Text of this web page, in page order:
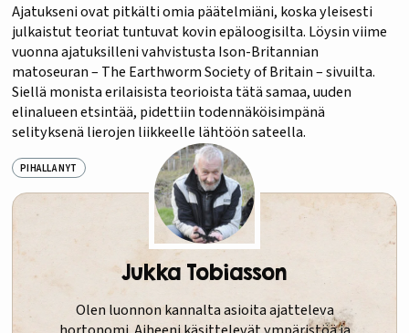
Ajatukseni ovat pitkälti omia päätelmiäni, koska yleisesti
julkaistut teoriat tuntuvat kovin epäloogisilta. Löysin viime
vuonna ajatuksilleni vahvistusta Ison-Britannian
matoseuran – The Earthworm Society of Britain – sivuilta.
Siellä monista erilaisista teorioista tätä samaa, uuden
elinalueen etsintää, pidettiin todennäköisimpänä
selityksenä lierojen liikkeelle lähtöön sateella.
PIHALLA NYT
Jukka Tobiasson
Olen luonnon kannalta asioita ajatteleva